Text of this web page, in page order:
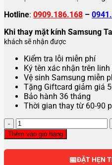
Hotline: 0909.186.168 –
Khi thay mặt kính Samsung
khách sẽ nhận được
Kiểm tra lỗi miễn phí
Ký tên xác nhận trên
Vệ sinh Samsung miễn
Tặng Giftcard giảm giá
Bảo hành 36 tháng
Thời gian thay từ 60-90
Thay
mặt
kính
Samsung
Thêm vào giỏ hàng
📅ĐẶT HẸN